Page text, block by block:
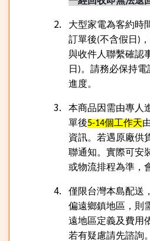
大型家電為客約時
訂單後(不含假日 )
與收件人聯繫確認
日 )。請務必保持
進度。
本商品因需由專人
單後5-14個工作天
資訊。若遇原廠供
聯通知。實際可安
或物流排程為準，
僅限台灣本島配送
偏遠鄉鎮地區，則
遠地區定義及費用
若有疑慮請先諮詢。